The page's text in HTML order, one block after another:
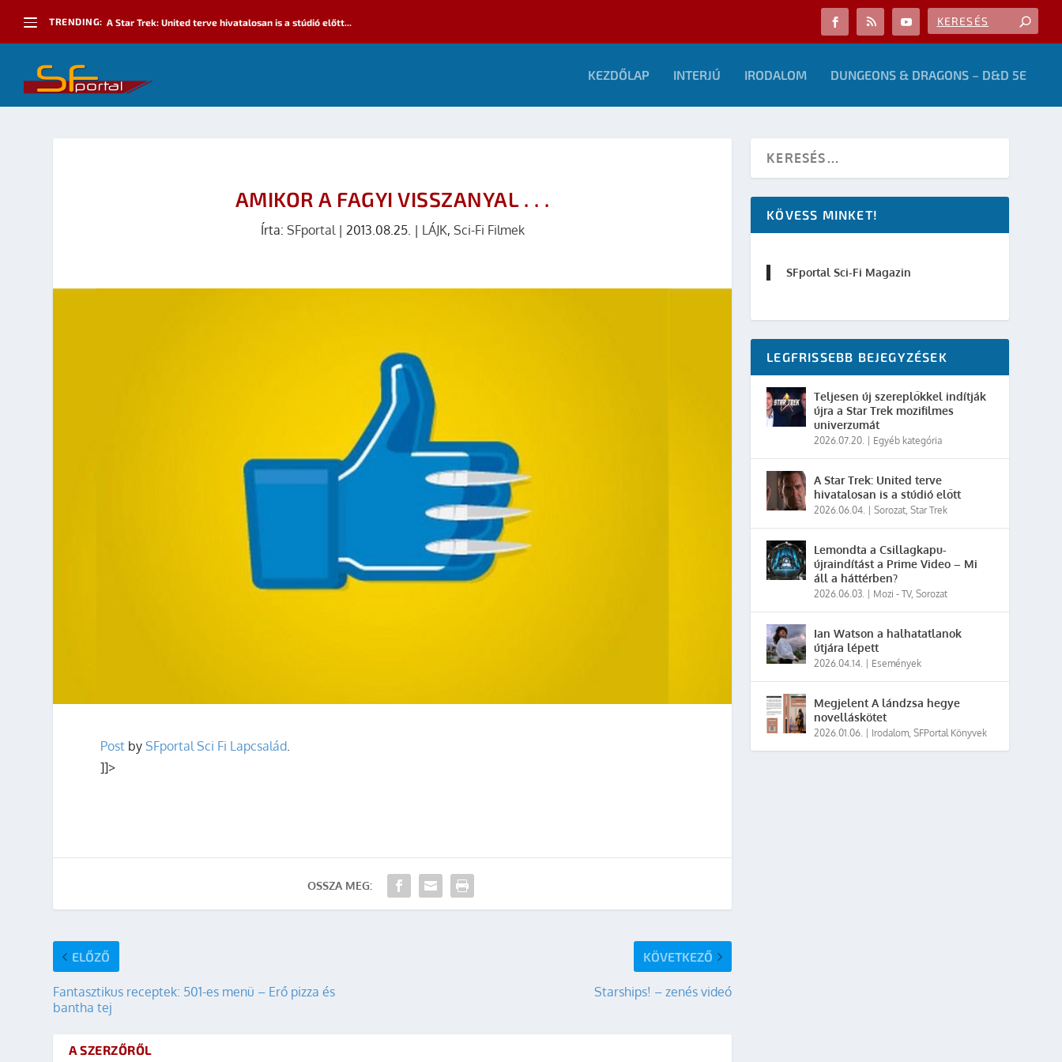
TRENDING: A Star Trek: United terve hivatalosan is a stúdió előtt...
KEZDŐLAP INTERJÚ IRODALOM DUNGEONS & DRAGONS – D&D 5E
AMIKOR A FAGYI VISSZANYAL . . .
Írta: SFportal| 2013.08.25. | LÁJK, Sci-Fi Filmek
Post bySFportal Sci Fi Lapcsalád.
]]>
OSSZA MEG:
ELŐZŐ
Fantasztikus receptek: 501-es menü – Erő pizza és
bantha tej
KÖVETKEZŐ
Starships! – zenés videó
A SZERZŐRŐL
KÖVESS MINKET!
SFportal Sci-Fi Magazin
LEGFRISSEBB BEJEGYZÉSEK
Teljesen új szereplőkkel indítják
újra a Star Trek mozifilmes
univerzumát
2026.07.20. Egyéb kategória
A Star Trek: United terve
hivatalosan is a stúdió előtt
2026.06.04. |Sorozat,Star Trek
Lemondta a Csillagkapu-
újraindítást a Prime Video – Mi
áll a háttérben?
2026.06.03. Mozi - TV,Sorozat
Ian Watson a halhatatlanok
útjára lépett
2026.04.14. Események
Megjelent A lándzsa hegye
novelláskötet
2026.01.06. Irodalom,SFPortal Könyvek